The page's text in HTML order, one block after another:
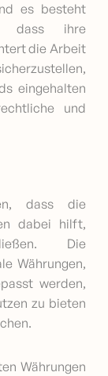
es besteht
dass ihre
die Arbeit
eingehalten
und
dass die
dabei hilft,
Die
Währungen,
werden,
zu bieten
Währungen